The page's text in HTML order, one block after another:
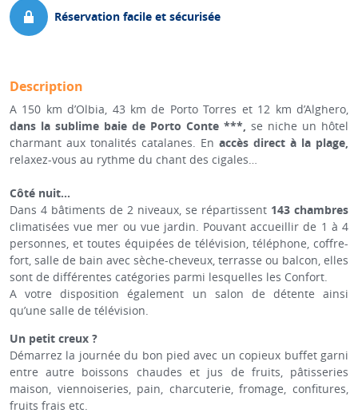
Réservation facile et sécurisée
Description
A 150 km d’Olbia, 43 km de Porto Torres et 12 km d’Alghero,
dans la sublime baie de Porto Conte ***,se niche un hôtel
charmant aux tonalités catalanes. Enaccès direct à la plage,
relaxez-vous au rythme du chant des cigales…
Côté nuit...
Dans 4 bâtiments de 2 niveaux, se répartissent 143 chambres
climatisées vue mer ou vue jardin. Pouvant accueillir de 1 à 4
personnes, et toutes équipées de télévision, téléphone, coffre-
fort, salle de bain avec sèche-cheveux, terrasse ou balcon, elles
sont de différentes catégories parmi lesquelles les Confort.
A votre disposition également un salon de détente ainsi
qu’une salle de télévision.
Un petit creux ?
Démarrez la journée du bon pied avec un copieux buffet garni
entre autre boissons chaudes et jus de fruits, pâtisseries
maison, viennoiseries, pain, charcuterie, fromage, confitures,
fruits frais etc.